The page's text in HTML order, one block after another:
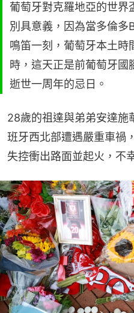
葡萄牙對克羅地亞的世
別具意義，因為當多倫
鳴笛一刻，葡萄牙本土
時，這天正是前葡萄牙
逝世一周年的忌日。
28歲的祖達與弟弟安達施
班牙西北部遭遇嚴重車禍
失控衝出路面並起火，不